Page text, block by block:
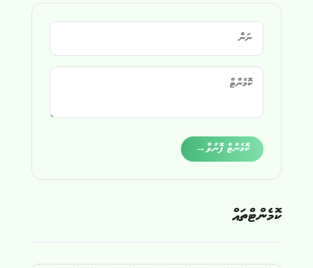
ކޮމެންޓް ފޮނުވާ→
ކޮމެންޓްތައް